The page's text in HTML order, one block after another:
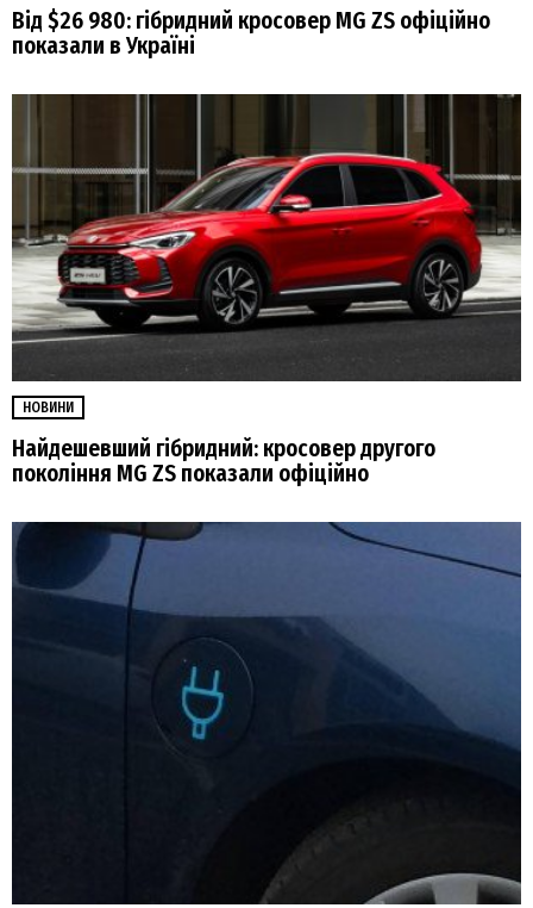
Від $26 980: гібридний кросовер MG ZS офіційно
показали в Україні
НОВИНИ
Найдешевший гібридний: кросовер другого
покоління MG ZS показали офіційно